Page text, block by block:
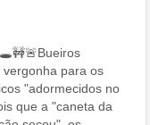
vergonha para os
"adormecidos no
que a "caneta da